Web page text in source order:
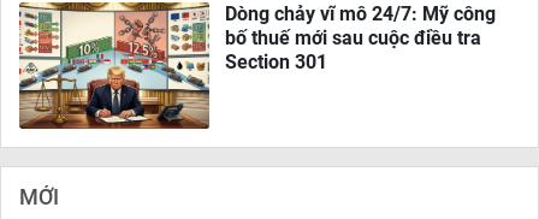
Dòng chảy vĩ mô 24/7: Mỹ công
bố thuế mới sau cuộc điều tra
Section 301
MỚI